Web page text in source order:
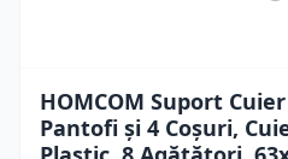
HOMCOM Suport
Pantofi și 4 Coșuri,